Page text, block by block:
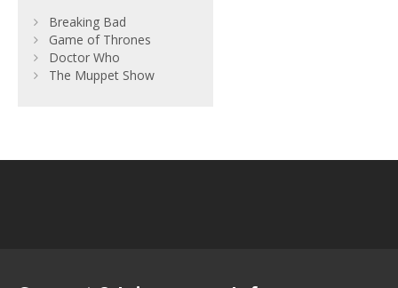
Breaking Bad
Game of Thrones
Doctor Who
The Muppet Show